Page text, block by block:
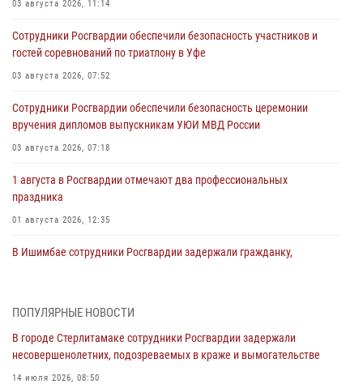
03 августа 2026, 11:14
Сотрудники Росгвардии обеспечили безопасность участников и
гостей соревнований по триатлону в Уфе
03 августа 2026, 07:52
Сотрудники Росгвардии обеспечили безопасность церемонии
вручения дипломов выпускникам УЮИ МВД России
03 августа 2026, 07:18
1 августа в Росгвардии отмечают два профессиональных
праздника
01 августа 2026, 12:35
В Ишимбае сотрудники Росгвардии задержали гражданку,
волейбольный турнир на открытом воздухе
30 июля 2026, 09:56
ПОПУЛЯРНЫЕ НОВОСТИ
В городе Стерлитамаке сотрудники Росгвардии задержали
несовершенолетних, подозреваемых в краже и вымогательстве
14 июля 2026, 08:50